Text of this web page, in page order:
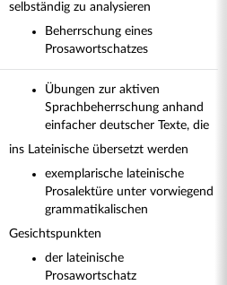
selbständig zu analysieren
Beherrschung eines
Prosawortschatzes
Übungen zur aktiven
Sprachbeherrschung anhand
einfacher deutscher Texte, die
ins Lateinische übersetzt werden
exemplarische lateinische
Prosalektüre unter vorwiegend
grammatikalischen
Gesichtspunkten
der lateinische
Prosawortschatz